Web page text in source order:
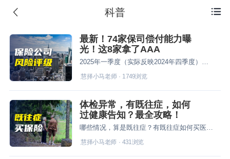
 科普
最新！74家保司偿付能力曝
光！这8家拿了AAA
慧择小马老师· 1749浏览
体检异常，有既往症，如何
过健康告知？最全攻略！
慧择小马老师· 431 浏览